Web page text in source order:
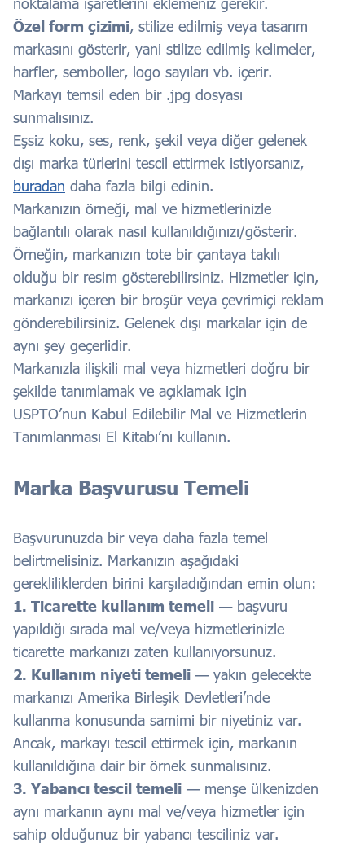
Özel form çizimi, stilize edilmiş veya tasarım
markasını gösterir, yani stilize edilmiş kelimeler,
harfler, semboller, logo sayıları vb. içerir.
Markayı temsil eden bir .jpg dosyası
sunmalısınız.
Eşsiz koku, ses, renk, şekil veya diğer gelenek
dışı marka türlerini tescil ettirmek istiyorsanız,
buradan daha fazla bilgi edinin.
Markanızın örneği, mal ve hizmetlerinizle
bağlantılı olarak nasıl kullanıldığınızı/gösterir.
Örneğin, markanızın tote bir çantaya takılı
olduğu bir resim gösterebilirsiniz. Hizmetler için,
markanızı içeren bir broşür veya çevrimiçi reklam
gönderebilirsiniz. Gelenek dışı markalar için de
aynı şey geçerlidir.
Markanızla ilişkili mal veya hizmetleri doğru bir
şekilde tanımlamak ve açıklamak için
USPTO’nun Kabul Edilebilir Mal ve Hizmetlerin
Tanımlanması El Kitabı’nı kullanın.
Marka Başvurusu Temeli
Başvurunuzda bir veya daha fazla temel
belirtmelisiniz. Markanızın aşağıdaki
gerekliliklerden birini karşıladığından emin olun:
1. Ticarette kullanım temeli — başvuru
yapıldığı sırada mal ve/veya hizmetlerinizle
ticarette markanızı zaten kullanıyorsunuz.
2. Kullanım niyeti temeli — yakın gelecekte
markanızı Amerika Birleşik Devletleri’nde
kullanma konusunda samimi bir niyetiniz var.
Ancak, markayı tescil ettirmek için, markanın
kullanıldığına dair bir örnek sunmalısınız.
3. Yabancı tescil temeli — menşe ülkenizden
aynı markanın aynı mal ve/veya hizmetler için
sahip olduğunuz bir yabancı tesciliniz var.